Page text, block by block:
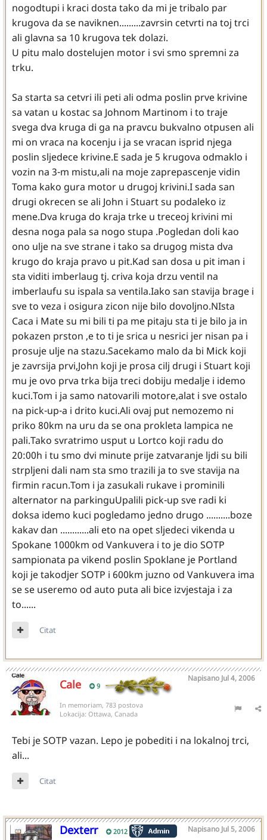
nogodtupi i kraci dosta tako da mi je tribalo par
krugova da se naviknen.........zavrsin cetvrti na toj trci
ali glavna sa 10 krugova tek dolazi.
U pitu malo dostelujen motor i svi smo spremni za
trku.
Sa starta sa cetvri ili peti ali odma poslin prve krivine
sa vatan u kostac sa Johnom Martinom i to traje
svega dva kruga di ga na pravcu bukvalno otpusen ali
mi on vraca na kocenju i ja se vracan isprid njega
poslin sljedece krivine.E sada je 5 krugova odmaklo i
vozin na 3-m mistu,ali na moje zaprepascenje vidin
Toma kako gura motor u drugoj krivini.I sada san
drugi okrecen se ali John i Stuart su podaleko iz
mene.Dva kruga do kraja trke u treceoj krivini mi
desna noga pala sa nogo stupa .Pogledan doli kao
ono ulje na sve strane i tako sa drugog mista dva
krugo do kraja pravo u pit.Kad san dosa u pit iman i
sta viditi imberlaug tj. criva koja drzu ventil na
imberlaufu su ispala sa ventila.Iako san stavija brage i
sve to veza i osigura zicon nije bilo dovoljno.NIsta
Caca i Mate su mi bili ti pa me pitaju sta ti je bilo ja in
pokazen prston ,e to ti je srica u nesrici jer nisan pa i
prosuje ulje na stazu.Sacekamo malo da bi Mick koji
je zavrsija prvi,John koji je prosa cilj drugi i Stuart koji
mu je ovo prva trka bija treci dobiju medalje i idemo
kuci.Tom i ja samo natovarili motore,alat i sve ostalo
na pick-up-a i drito kuci.Ali ovaj put nemozemo ni
priko 80km na uru da se ona prokleta lampica ne
pali.Tako svratrimo usput u Lortco koji radu do
20:00h i tu smo dvi minute prije zatvaranje ljdi su bili
strpljeni dali nam sta smo trazili ja to sve stavija na
firmin racun.Tom i ja zasukali rukave i prominili
alternator na parkinguUpalili pick-up sve radi ki
doksa idemo kuci pogledamo jedno drugo ..........boze
kakav dan ............ali eto na opet sljedeci vikenda u
Spokane 1000km od Vankuvera i to je dio SOTP
sampionata pa vikend poslin Spoklane je Portland
koji je takodjer SOTP i 600km juzno od Vankuvera ima
se se useremo od auto puta ali bice izvjestaja i za
to......
Citat
Cale 9
Napisano Jul 4, 2006
In memoriam, 783 postova
Lokacija: Ottawa, Canada
Tebi je SOTP vazan. Lepo je pobediti i na lokalnoj trci,
ali...
Citat
Dexterr 2012 Napisano Jul 5, 2006